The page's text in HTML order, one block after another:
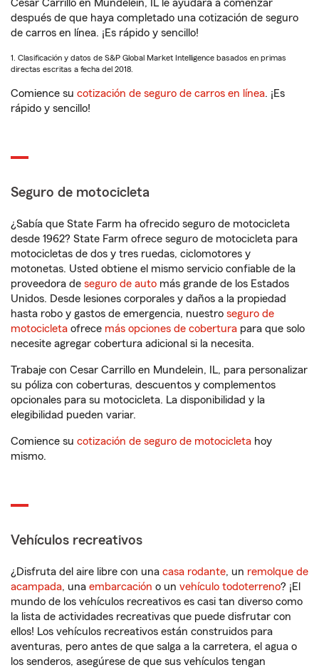
Cesar Carrillo en Mundelein, IL le ayudará a comenzar
después de que haya completado una cotización de seguro
de carros en línea. ¡Es rápido y sencillo!
1. Clasificación y datos de S&P Global Market Intelligence basados en primas
directas escritas a fecha del 2018.
Comience su cotización de seguro de carros en línea. ¡Es
rápido y sencillo!
Seguro de motocicleta
¿Sabía que State Farm ha ofrecido seguro de motocicleta
desde 1962? State Farm ofrece seguro de motocicleta para
motocicletas de dos y tres ruedas, ciclomotores y
motonetas. Usted obtiene el mismo servicio confiable de la
proveedora de seguro de auto más grande de los Estados
Unidos. Desde lesiones corporales y daños a la propiedad
hasta robo y gastos de emergencia, nuestro seguro de
motocicleta ofrece más opciones de cobertura para que solo
necesite agregar cobertura adicional si la necesita.
Trabaje con Cesar Carrillo en Mundelein, IL, para personalizar
su póliza con coberturas, descuentos y complementos
opcionales para su motocicleta. La disponibilidad y la
elegibilidad pueden variar.
Comience su cotización de seguro de motocicleta hoy
mismo.
Vehículos recreativos
¿Disfruta del aire libre con una casa rodante, un remolque de
acampada, una embarcación o un vehículo todoterreno? ¡El
mundo de los vehículos recreativos es casi tan diverso como
la lista de actividades recreativas que puede disfrutar con
ellos! Los vehículos recreativos están construidos para
aventuras, pero antes de que salga a la carretera, el agua o
los senderos, asegúrese de que sus vehículos tengan